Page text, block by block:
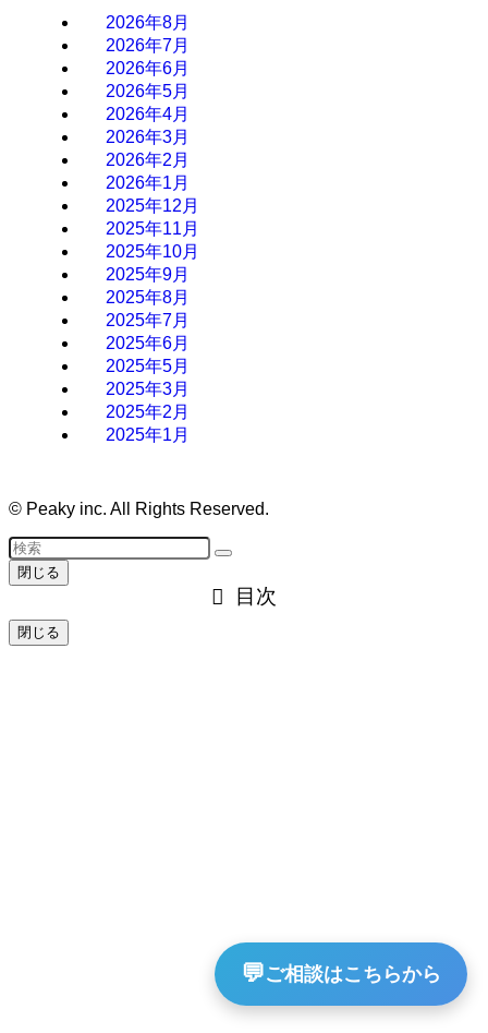
2026年8月
2026年7月
2026年6月
2026年5月
2026年4月
2026年3月
2026年2月
2026年1月
2025年12月
2025年11月
2025年10月
2025年9月
2025年8月
2025年7月
2025年6月
2025年5月
2025年3月
2025年2月
2025年1月
💬ご相談はこちらから
© Peaky inc. All Rights Reserved.
閉じる
目次
閉じる